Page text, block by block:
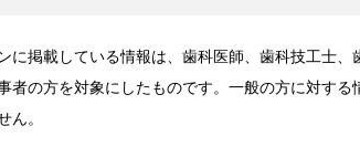
に掲載している情報は、歯科医師、歯科技工士、
者の方を対象にしたものです。一般の方に対する
ん。
メールマガジンでお届け